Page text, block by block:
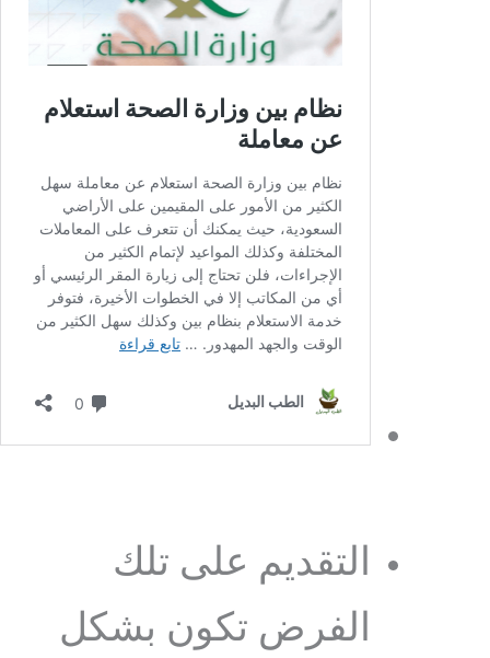
التقديم على تلك
الفرض تكون بشكل